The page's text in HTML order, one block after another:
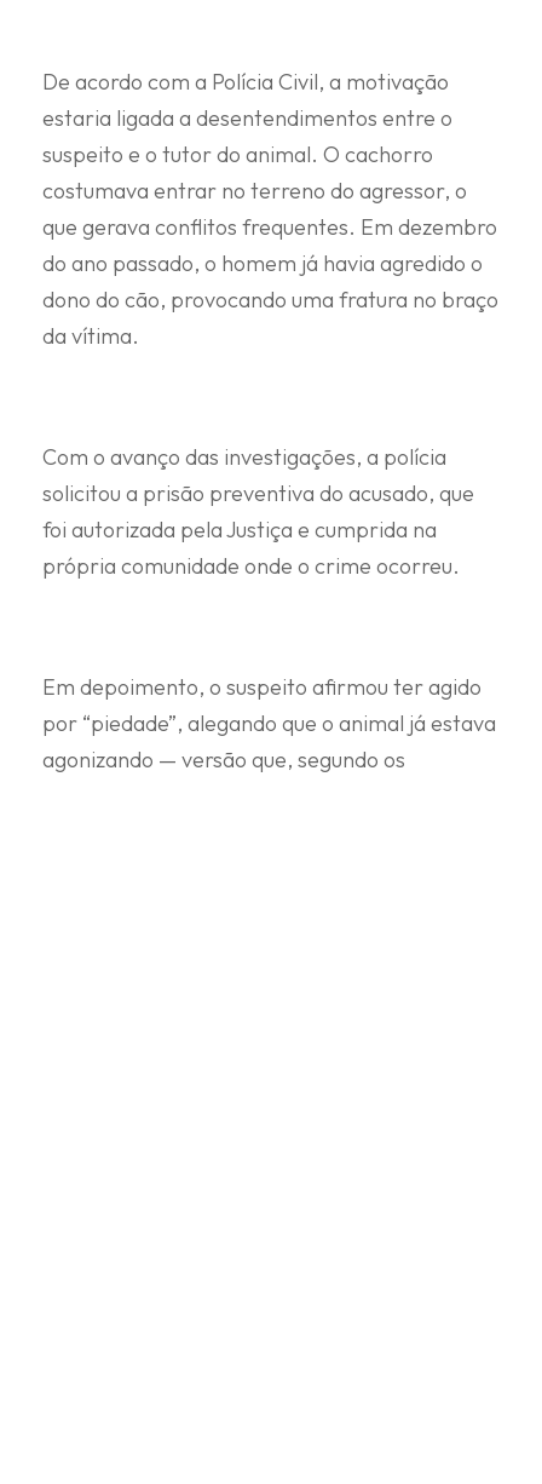
De acordo com a Polícia Civil, a motivação
estaria ligada a desentendimentos entre o
suspeito e o tutor do animal. O cachorro
costumava entrar no terreno do agressor, o
que gerava conflitos frequentes. Em dezembro
do ano passado, o homem já havia agredido o
dono do cão, provocando uma fratura no braço
da vítima.
Com o avanço das investigações, a polícia
solicitou a prisão preventiva do acusado, que
foi autorizada pela Justiça e cumprida na
própria comunidade onde o crime ocorreu.
Em depoimento, o suspeito afirmou ter agido
por “piedade”, alegando que o animal já estava
agonizando — versão que, segundo os